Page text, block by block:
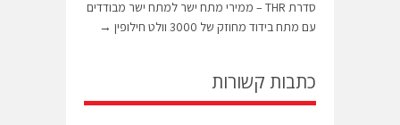
סדרת THR – ממירי מתח ישר למתח ישר מבודדים
עם מתח בידוד מחוזק של 3000 וולט חילופין
→
כתבות קשורות